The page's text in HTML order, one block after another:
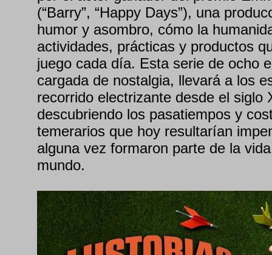
(“Barry”, “Happy Days”), una
humor y asombro, cómo la
actividades, prácticas y productos
juego cada día. Esta serie de ocho
cargada de nostalgia, llevará a los
recorrido electrizante desde el siglo
descubriendo los pasatiempos y
temerarios que hoy resultarían
alguna vez formaron parte de la
mundo.